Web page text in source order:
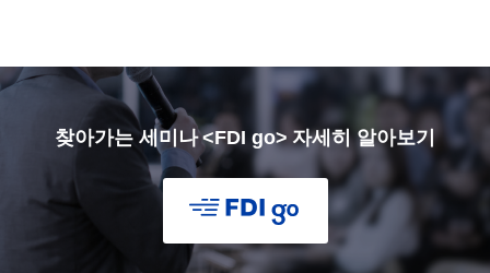
찾아가는 세미나 <FDI go> 자세히 알아보기